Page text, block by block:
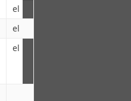
el
el
el